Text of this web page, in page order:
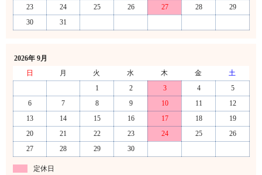
23
24 25 26 27 28
29
30
31
2026年 9月
日
月 火 水 木 金
土
1
2 3 4
5
6
7 8 9 10 11
12
13
14 15 16 17 18
19
20
21 22 23 24 25
26
27
28 29 30
定休日